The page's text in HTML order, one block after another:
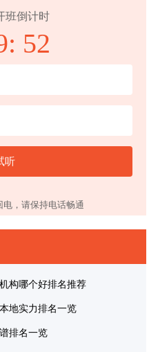
班倒计时
51
，请保持电话畅通
构哪个好排名推荐
地实力排名一览
排名一览